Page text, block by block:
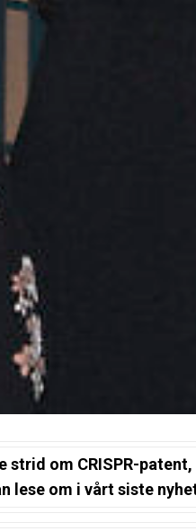
strid om CRISPR-
lese om i vårt siste